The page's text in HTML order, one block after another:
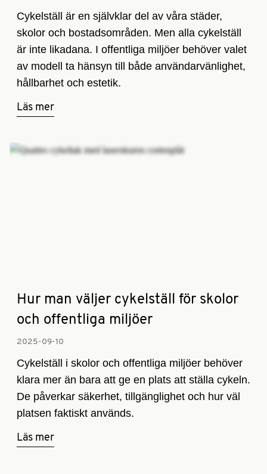
Cykelställ är en självklar del av våra städer,
skolor och bostadsområden. Men alla cykelställ
är inte likadana. I offentliga miljöer behöver valet
av modell ta hänsyn till både användarvänlighet,
hållbarhet och estetik.
Läs mer
Hur man väljer cykelställ för skolor
och offentliga miljöer
2025-09-10­
Cykelställ i skolor och offentliga miljöer behöver
klara mer än bara att ge en plats att ställa cykeln.
De påverkar säkerhet, tillgänglighet och hur väl
platsen faktiskt används.
Läs mer